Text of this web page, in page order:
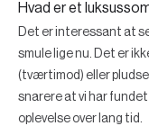
Hvad er et
Det er interessant at
smule lige nu. Det er
(tværtimod) eller
snarere at vi har fundet
oplevelse over lang tid.